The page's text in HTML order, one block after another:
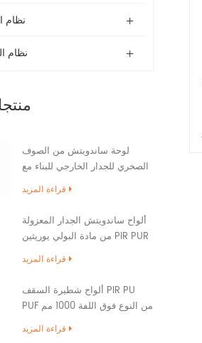
نظام
نظام
لوحة ساندويتش من الصوف
الصخري للجدار الخارجي للبناء مع
قراءة المزيد
ألواح ساندويتش الجدار المعزولة
من مادة البولي يوريثين PIR PUR
قراءة المزيد
ألواح شطيرة السقف PIR PU
PUF من النوع فوق اللفة 1000 مم
قراءة المزيد